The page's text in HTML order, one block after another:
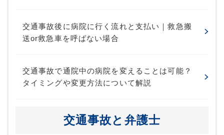
交通事故後に病院に行く流れと支払い｜救急搬
送or救急車を呼ばない場合
交通事故で通院中の病院を変えることは可能？
タイミングや変更方法について解説
交通事故と弁護士